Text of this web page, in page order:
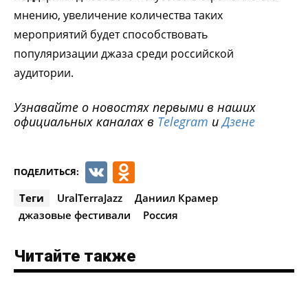
мнению, увеличение количества таких
мероприятий будет способствовать
популяризации джаза среди российской
аудитории.
Узнавайте о новостях первыми в наших
официальных каналах в Telegram иДзене
ПОДЕЛИТЬСЯ: VK
Теги UralTerraJazz
Даниил Крамер
джазовые фестивали
Россия
Читайте также